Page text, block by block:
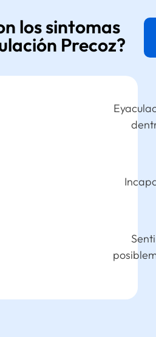
los sintomas
Precoz?
habitualmente antes o
de la intimidad sexual.